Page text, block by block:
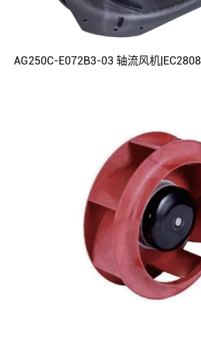
AG250C-E072B3-03 轴流风机